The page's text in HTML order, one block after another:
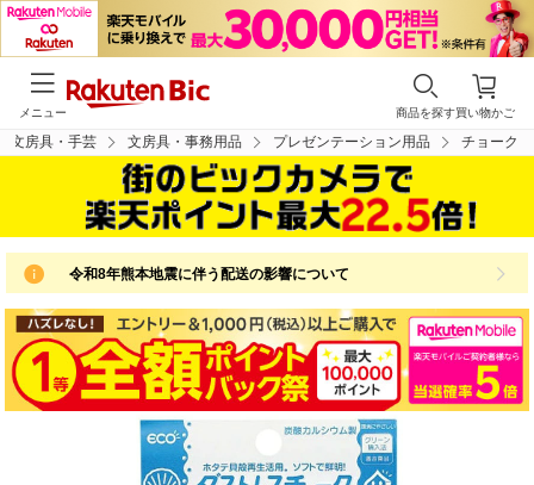
買い物かご
商品を探す
メニュー
文房具・手芸 文房具・事務用品 プレゼンテーション用品 チョーク
令和8年熊本地震に伴う配送の影響について